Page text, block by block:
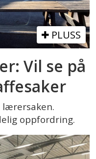
PLUSS
Vil se på
oppfordring.